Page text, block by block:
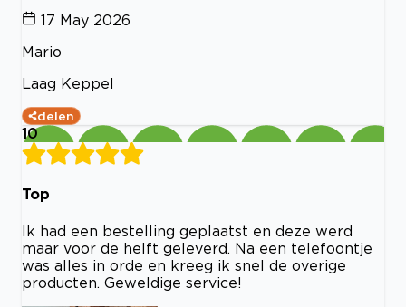
17 May 2026
Mario
Laag Keppel
delen
10
Top
Ik had een bestelling geplaatst en deze werd
maar voor de helft geleverd. Na een telefoontje
was alles in orde en kreeg ik snel de overige
producten. Geweldige service!